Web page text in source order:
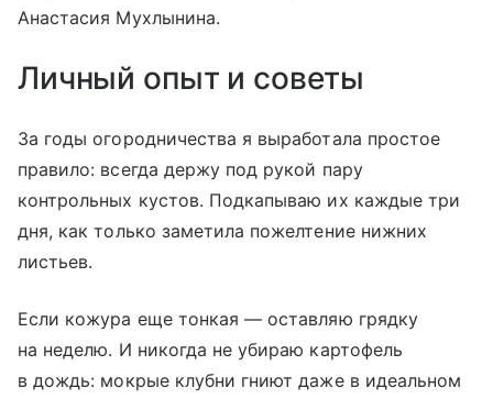
Анастасия Мухлынина.
Личный опыт и советы
За годы огородничества я выработала простое
правило: всегда держу под рукой пару
контрольных кустов. Подкапываю их каждые три
дня, как только заметила пожелтение нижних
листьев.
Если кожура еще тонкая — оставляю грядку
на неделю. И никогда не убираю картофель
в дождь: мокрые клубни гниют даже в идеальном